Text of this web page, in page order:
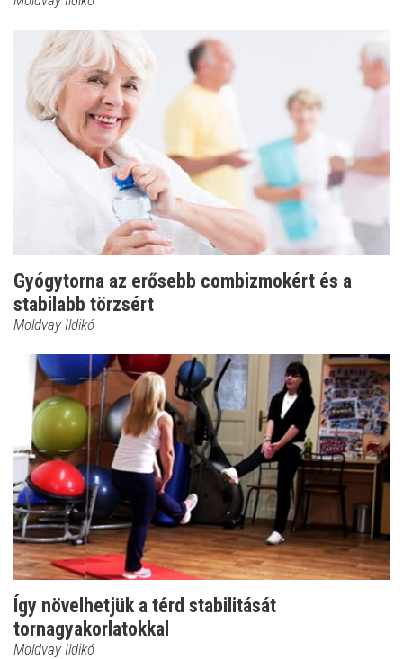
Gyógytorna az erősebb combizmokért és a
stabilabb törzsért
Moldvay Ildikó
Így növelhetjük a térd stabilitását
tornagyakorlatokkal
Moldvay Ildikó